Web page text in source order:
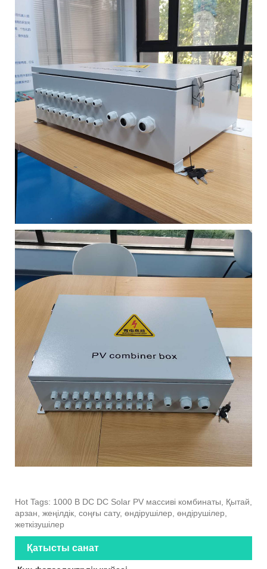
Hot Tags: 1000 В DC DC Solar PV массиві комбинаты, Қытай,
арзан, жеңілдік, соңғы сату, өндірушілер, өндірушілер,
жеткізушілер
Қатысты санат